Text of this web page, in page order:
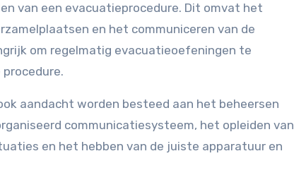
van een evacuatieprocedure. Dit omvat het
en het communiceren van de
om regelmatig evacuatieoefeningen te
aandacht worden besteed aan het beheersen
communicatiesysteem, het opleiden van
en het hebben van de juiste apparatuur en